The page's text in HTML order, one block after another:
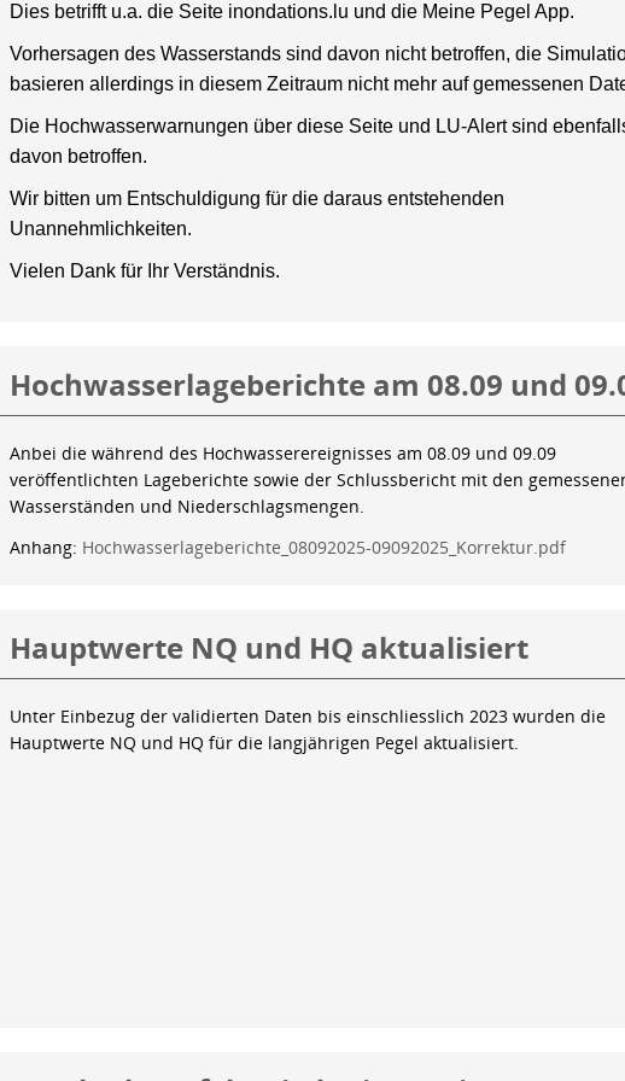
Dies betrifft u.a. die Seite inondations.lu und die Meine Pegel App.
Vorhersagen des Wasserstands sind davon nicht betroffen, die
basieren allerdings in diesem Zeitraum nicht mehr auf gemessenen
Die Hochwasserwarnungen über diese Seite und LU-Alert sind
davon betroffen.
Wir bitten um Entschuldigung für die daraus entstehenden
Unannehmlichkeiten.
Vielen Dank für Ihr Verständnis.
Hochwasserlageberichte am 08.09 und
Anbei die während des Hochwasserereignisses am 08.09 und 09.09
veröffentlichten Lageberichte sowie der Schlussbericht mit den
Wasserständen und Niederschlagsmengen.
Anhang: Hochwasserlageberichte_08092025-09092025_Korrektur.pdf
Hauptwerte NQ und HQ aktualisiert
Unter Einbezug der validierten Daten bis einschliesslich 2023 wurden die
Hauptwerte NQ und HQ für die langjährigen Pegel aktualisiert.